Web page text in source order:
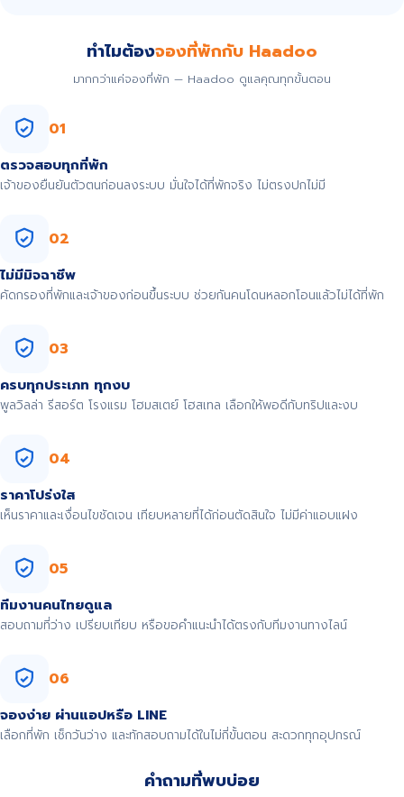
ทำไมต้องจองที่พักกับ Haadoo
มากกว่าแค่จองที่พัก — Haadoo ดูแลคุณทุกขั้นตอน
01
ตรวจสอบทุกที่พัก
เจ้าของยืนยันตัวตนก่อนลงระบบ มั่นใจได้ที่พักจริง ไม่ตรงปกไม่มี
02
ไม่มีมิจฉาชีพ
คัดกรองที่พักและเจ้าของก่อนขึ้นระบบ ช่วยกันคนโดนหลอกโอนแล้วไม่ได้ที่พัก
03
ครบทุกประเภท ทุกงบ
พูลวิลล่า รีสอร์ต โรงแรม โฮมสเตย์ โฮสเทล เลือกให้พอดีกับทริปและงบ
04
ราคาโปร่งใส
เห็นราคาและเงื่อนไขชัดเจน เทียบหลายที่ได้ก่อนตัดสินใจ ไม่มีค่าแอบแฝง
05
ทีมงานคนไทยดูแล
สอบถามที่ว่าง เปรียบเทียบ หรือขอคำแนะนำได้ตรงกับทีมงานทางไลน์
06
จองง่าย ผ่านแอปหรือ LINE
เลือกที่พัก เช็กวันว่าง และทักสอบถามได้ในไม่กี่ขั้นตอน สะดวกทุกอุปกรณ์
คำถามที่พบบ่อย